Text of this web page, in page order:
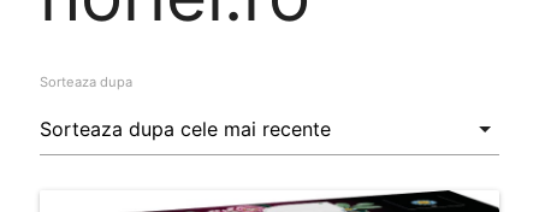
Sorteaza dupa